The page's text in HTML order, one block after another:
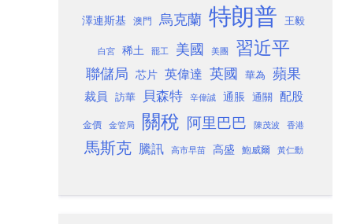
澤連斯基 澳門 烏克蘭 特朗普 王毅
白宮 稀土 罷工 美國 美團 習近平
聯儲局 芯片 英偉達 英國 華為 蘋果
裁員 訪華 貝森特 辛偉誠 通脹 通關 配股
金價 金管局 關稅 阿里巴巴 陳茂波 香港
馬斯克 騰訊 高市早苗 高盛 鮑威爾 黃仁勳